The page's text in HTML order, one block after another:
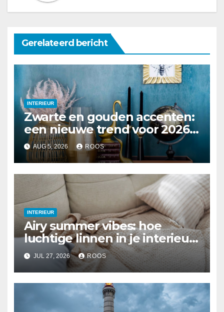
Gerelateerd bericht
INTERIEUR
Zwarte en gouden accenten:
een nieuwe trend voor 2026
interieurs
AUG 5, 2026 ROOS
INTERIEUR
Airy summer vibes: hoe
luchtige linnen in je interieur
te integreren
JUL 27, 2026 ROOS